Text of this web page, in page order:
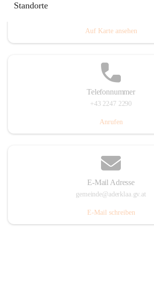
Standorte
Auf Karte ansehen
Telefonnummer
+43 2247 2290
Anrufen
E-Mail Adresse
gemeinde@aderklaa.gv.at
E-Mail schreiben